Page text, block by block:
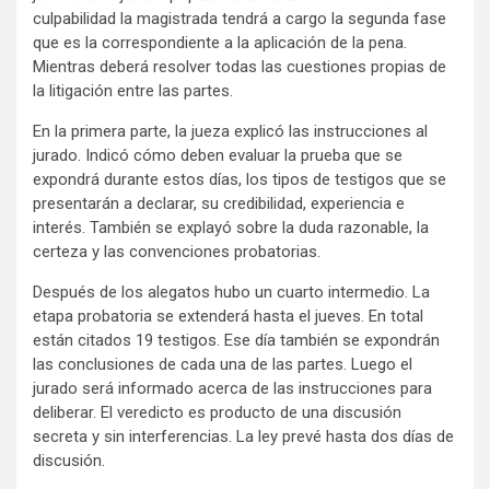
culpabilidad la magistrada tendrá a cargo la segunda fase
que es la correspondiente a la aplicación de la pena.
Mientras deberá resolver todas las cuestiones propias de
la litigación entre las partes.
En la primera parte, la jueza explicó las instrucciones al
jurado. Indicó cómo deben evaluar la prueba que se
expondrá durante estos días, los tipos de testigos que se
presentarán a declarar, su credibilidad, experiencia e
interés. También se explayó sobre la duda razonable, la
certeza y las convenciones probatorias.
Después de los alegatos hubo un cuarto intermedio. La
etapa probatoria se extenderá hasta el jueves. En total
están citados 19 testigos. Ese día también se expondrán
las conclusiones de cada una de las partes. Luego el
jurado será informado acerca de las instrucciones para
deliberar. El veredicto es producto de una discusión
secreta y sin interferencias. La ley prevé hasta dos días de
discusión.